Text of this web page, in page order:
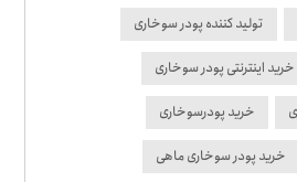
تولید کننده پودر سوخاری
خرید اینترنتی پودر سوخاری
خرید پودرسوخاری
خرید پودر سوخاری ماهی